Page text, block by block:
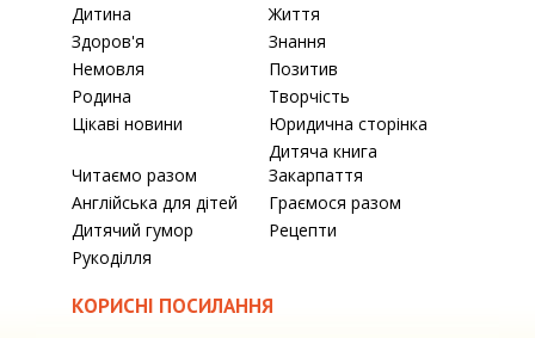
Дитина
Життя
Здоров'я
Знання
Немовля
Позитив
Родина
Творчість
Цікаві новини
Юридична сторінка
Читаємо разом
Дитяча книга
Закарпаття
Англійська для дітей
Граємося разом
Дитячий гумор
Рецепти
Рукоділля
КОРИСНІ ПОСИЛАННЯ